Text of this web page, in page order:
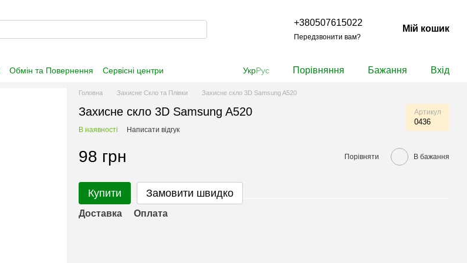
+380507615022
Передзвонити вам?
Мій кошик
Обмін та Повернення
Сервісні центри
УкрРус Порівняння Бажання Вхід
Головна Захисне Скло та Плівки Захисне скло 3D Samsung A520
Захисне скло 3D Samsung A520 Артикул
0436
В наявності Написати відгук
98 грн Порівняти В бажання
Купити Замовити швидко
Доставка Оплата